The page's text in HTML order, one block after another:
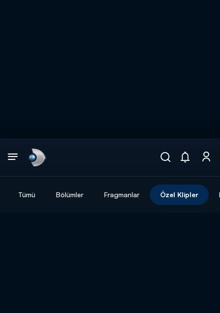
Tümü Bölümler Fragmanlar Özel Klipler